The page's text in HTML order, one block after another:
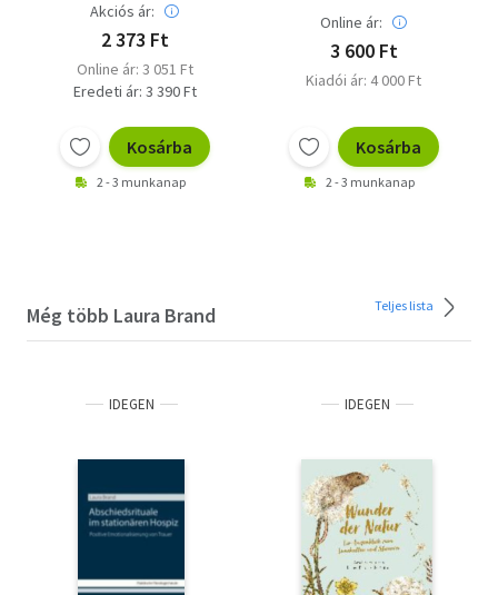
Akciós ár:
2 373 Ft
Online ár: 3 051 Ft
Eredeti ár: 3 390 Ft
Kosárba
2 - 3 munkanap
Online ár:
3 600 Ft
Kiadói ár: 4 000 Ft
Kosárba
2 - 3 munkanap
Még több Laura Brand Teljes lista
IDEGEN IDEGEN